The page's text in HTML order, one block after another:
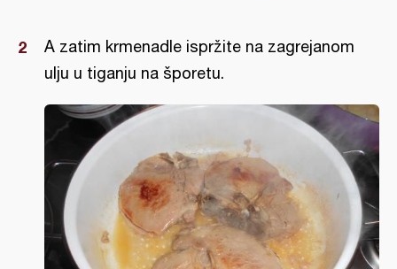
A zatim krmenadle ispržite na zagrejanom
ulju u tiganju na šporetu.